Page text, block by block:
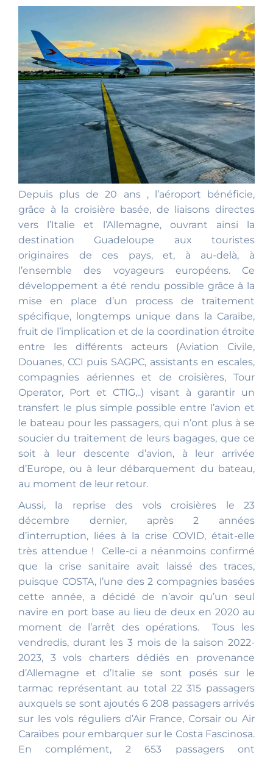
Depuis plus de 20 ans , l’aéroport bénéficie,
grâce à la croisière basée, de liaisons directes
vers l’Italie et l’Allemagne, ouvrant ainsi la
destination Guadeloupe aux touristes
originaires de ces pays, et, à au-delà, à
l’ensemble des voyageurs européens. Ce
développement a été rendu possible grâce à la
mise en place d’un process de traitement
spécifique, longtemps unique dans la Caraïbe,
fruit de l’implication et de la coordination étroite
entre les différents acteurs (Aviation Civile,
Douanes, CCI puis SAGPC, assistants en escales,
compagnies aériennes et de croisières, Tour
Operator, Port et CTIG,..) visant à garantir un
transfert le plus simple possible entre l’avion et
le bateau pour les passagers, qui n’ont plus à se
soucier du traitement de leurs bagages, que ce
soit à leur descente d’avion, à leur arrivée
d’Europe, ou à leur débarquement du bateau,
au moment de leur retour.
Aussi, la reprise des vols croisières le 23
décembre dernier, après 2 années
d’interruption, liées à la crise COVID, était-elle
très attendue ! Celle-ci a néanmoins confirmé
que la crise sanitaire avait laissé des traces,
puisque COSTA, l’une des 2 compagnies basées
cette année, a décidé de n’avoir qu’un seul
navire en port base au lieu de deux en 2020 au
moment de l’arrêt des opérations. Tous les
vendredis, durant les 3 mois de la saison 2022-
2023, 3 vols charters dédiés en provenance
d’Allemagne et d’Italie se sont posés sur le
tarmac représentant au total 22 315 passagers
auxquels se sont ajoutés 6 208 passagers arrivés
sur les vols réguliers d’Air France, Corsair ou Air
Caraïbes pour embarquer sur le Costa Fascinosa.
En complément, 2 653 passagers ont